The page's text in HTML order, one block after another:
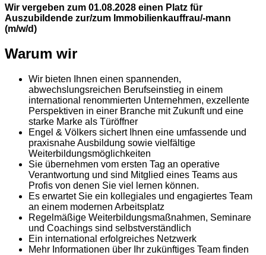
Wir vergeben zum 01.08.2028 einen Platz für
Auszubildende zur/zum Immobilienkauffrau/-mann
(m/w/d)
Warum wir
Wir bieten Ihnen einen spannenden,
abwechslungsreichen Berufseinstieg in einem
international renommierten Unternehmen, exzellente
Perspektiven in einer Branche mit Zukunft und eine
starke Marke als Türöffner
Engel & Völkers sichert Ihnen eine umfassende und
praxisnahe Ausbildung sowie vielfältige
Weiterbildungsmöglichkeiten
Sie übernehmen vom ersten Tag an operative
Verantwortung und sind Mitglied eines Teams aus
Profis von denen Sie viel lernen können.
Es erwartet Sie ein kollegiales und engagiertes Team
an einem modernen Arbeitsplatz
Regelmäßige Weiterbildungsmaßnahmen, Seminare
und Coachings sind selbstverständlich
Ein international erfolgreiches Netzwerk
Mehr Informationen über Ihr zukünftiges Team finden